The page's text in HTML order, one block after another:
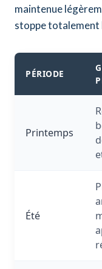
maintenue
stoppe totalement
PÉRIODE
Printemps
Été